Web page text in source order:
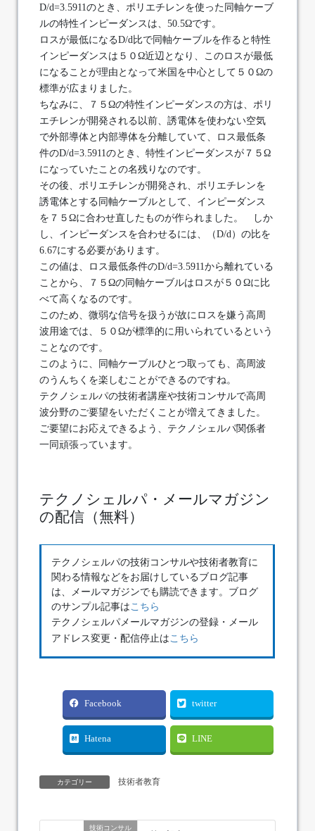
D/d=3.5911のとき、ポリエチレンを使った同軸ケーブ
ルの特性インピーダンスは、50.5Ωです。
ロスが最低になるD/d比で同軸ケーブルを作ると特性
インピーダンスは５０Ω近辺となり、このロスが最低
になることが理由となって米国を中心として５０Ωの
標準が広まりました。
ちなみに、７５Ωの特性インピーダンスの方は、ポリ
エチレンが開発される以前、誘電体を使わない空気
で外部導体と内部導体を分離していて、ロス最低条
件のD/d=3.5911のとき、特性インピーダンスが７５Ω
になっていたことの名残りなのです。
その後、ポリエチレンが開発され、ポリエチレンを
誘電体とする同軸ケーブルとして、インピーダンス
を７５Ωに合わせ直したものが作られました。 しか
し、インピーダンスを合わせるには、（D/d）の比を
6.67にする必要があります。
この値は、ロス最低条件のD/d=3.5911から離れている
ことから、７５Ωの同軸ケーブルはロスが５０Ωに比
べて高くなるのです。
このため、微弱な信号を扱うが故にロスを嫌う高周
波用途では、５０Ωが標準的に用いられているという
ことなのです。
このように、同軸ケーブルひとつ取っても、高周波
のうんちくを楽しむことができるのですね。
テクノシェルパの技術者講座や技術コンサルで高周
波分野のご要望をいただくことが増えてきました。
ご要望にお応えできるよう、テクノシェルパ関係者
一同頑張っています。
テクノシェルパ・メールマガジン
の配信（無料）
テクノシェルパの技術コンサルや技術者教育に
関わる情報などをお届けしているブログ記事
は、メールマガジンでも購読できます。ブログ
のサンプル記事は こちら
テクノシェルパメールマガジンの登録・メール
アドレス変更・配信停止は こちら
Facebook twitter
Hatena LINE
カテゴリー 技術者教育
技術コンサル